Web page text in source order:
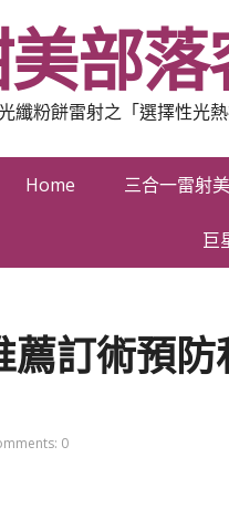
部落
纖粉餅雷射之「選擇性光
Home 三合一雷射
巨
薦訂術預
0